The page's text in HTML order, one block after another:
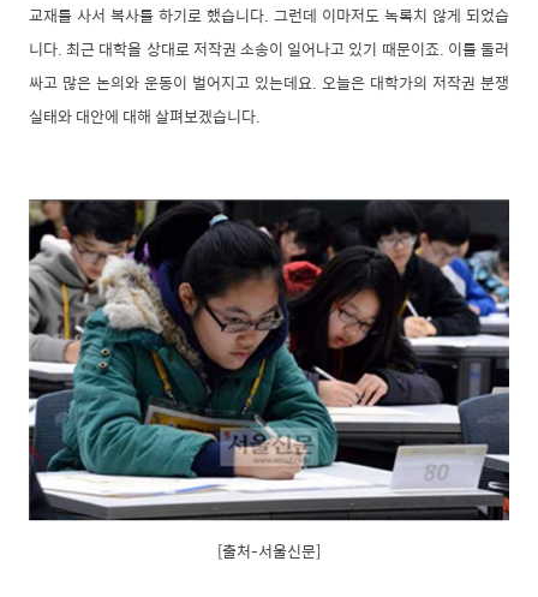
교재를 사서 복사를 하기로 했습니다. 그런데 이마저도 녹록치 않게 되었습
니다. 최근 대학을 상대로 저작권 소송이 일어나고 있기 때문이죠. 이를 둘러
싸고 많은 논의와 운동이 벌어지고 있는데요. 오늘은 대학가의 저작권 분쟁
실태와 대안에 대해 살펴보겠습니다.
[출처-서울신문]